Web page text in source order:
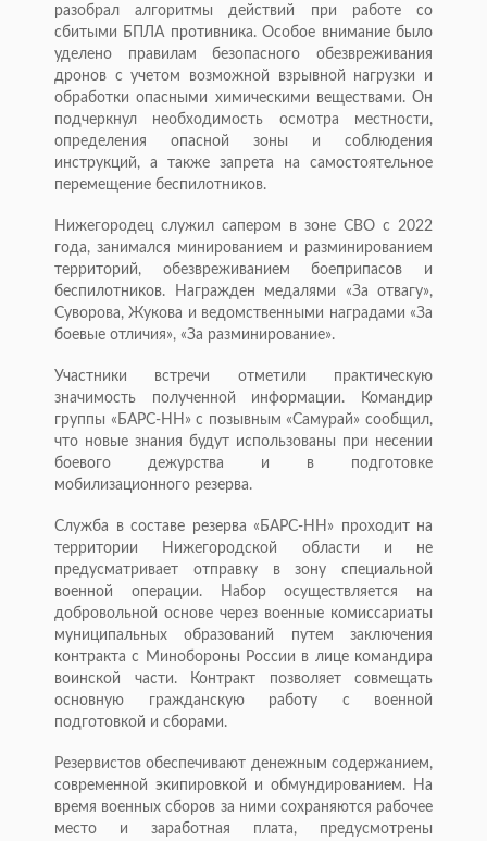
разобрал алгоритмы действий при работе со
сбитыми БПЛА противника. Особое внимание было
уделено правилам безопасного обезвреживания
дронов с учетом возможной взрывной нагрузки и
обработки опасными химическими веществами. Он
подчеркнул необходимость осмотра местности,
определения опасной зоны и соблюдения
инструкций, а также запрета на самостоятельное
перемещение беспилотников.
Нижегородец служил сапером в зоне СВО с 2022
года, занимался минированием и разминированием
территорий, обезвреживанием боеприпасов и
беспилотников. Награжден медалями «За отвагу»,
Суворова, Жукова и ведомственными наградами «За
боевые отличия», «За разминирование».
Участники встречи отметили практическую
значимость полученной информации. Командир
группы «БАРС-НН» с позывным «Самурай» сообщил,
что новые знания будут использованы при несении
боевого дежурства и в подготовке
мобилизационного резерва.
Служба в составе резерва «БАРС-НН» проходит на
территории Нижегородской области и не
предусматривает отправку в зону специальной
военной операции. Набор осуществляется на
добровольной основе через военные комиссариаты
муниципальных образований путем заключения
контракта с Минобороны России в лице командира
воинской части. Контракт позволяет совмещать
основную гражданскую работу с военной
подготовкой и сборами.
Резервистов обеспечивают денежным содержанием,
современной экипировкой и обмундированием. На
время военных сборов за ними сохраняются рабочее
место и заработная плата, предусмотрены